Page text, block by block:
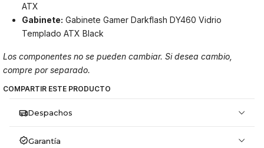
ATX
Gabinete: Gabinete Gamer Darkflash DY460 Vidrio
Templado ATX Black
Los componentes no se pueden cambiar. Si desea cambio,
compre por separado.
COMPARTIR ESTE PRODUCTO
Despachos
Garantía